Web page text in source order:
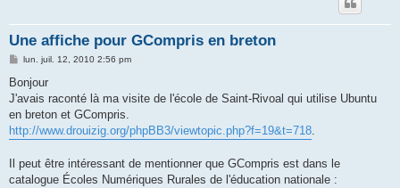
Une affiche pour GCompris en breton
M
s
a
g
lun. juil. 12, 2010 2:56 pm
Bonjour
J'avais raconté là ma visite de l'école de Saint-Rivoal qui utilise Ubuntu
en breton et GCompris.
http://www.drouizig.org/phpBB3/viewtopic.php?f=19&t=718.
Il peut être intéressant de mentionner que GCompris est dans le
catalogue Écoles Numériques Rurales de l'éducation nationale :